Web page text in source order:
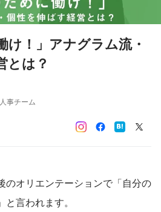
け！」アナグラム流・
とは？
事チーム
のオリエンテーションで「自分の
言われます。